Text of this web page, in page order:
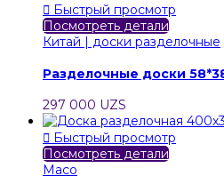
 Быстрый просмотр
Посмотреть детали
Китай | доски разделочные
Разделочные доски
297 000 UZS
 Быстрый просмотр
Посмотреть детали
Maco